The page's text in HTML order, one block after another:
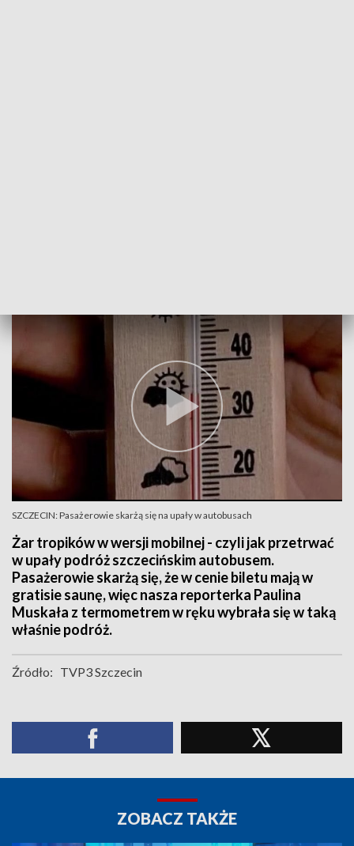
SZCZECIN: Pasażerowie skarżą się na upały w autobusach
Żar tropików w wersji mobilnej - czyli jak przetrwać
w upały podróż szczecińskim autobusem.
Pasażerowie skarżą się, że w cenie biletu mają w
gratisie saunę, więc nasza reporterka Paulina
Muskała z termometrem w ręku wybrała się w taką
właśnie podróż.
Źródło: TVP3 Szczecin
ZOBACZ TAKŻE